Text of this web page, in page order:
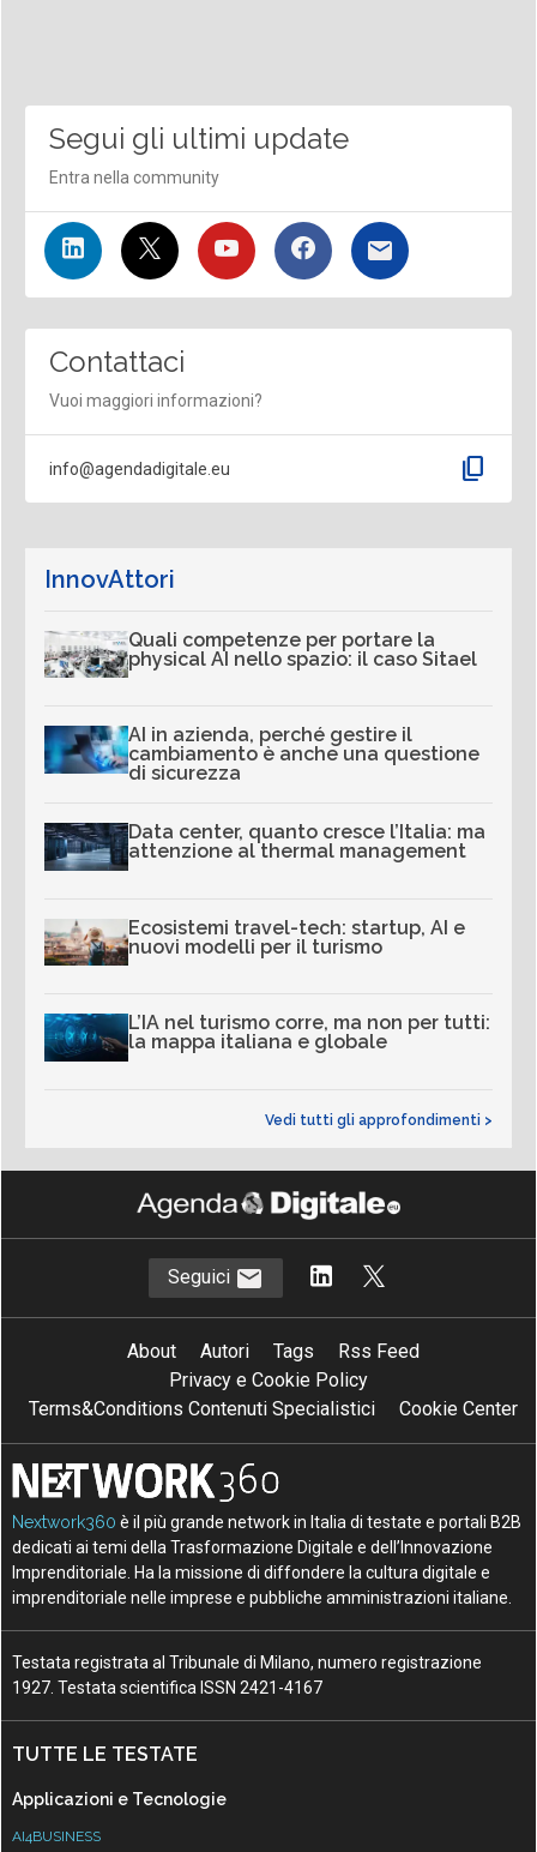
Segui gli ultimi update
Entra nella community
Contattaci
Vuoi maggiori informazioni?
info@agendadigitale.eu content_copy
InnovAttori
Quali competenze per portare la
physical AI nello spazio: il caso Sitael
AI in azienda, perché gestire il
cambiamento è anche una questione
di sicurezza
Data center, quanto cresce l’Italia: ma
attenzione al thermal management
Ecosistemi travel-tech: startup, AI e
nuovi modelli per il turismo
L’IA nel turismo corre, ma non per tutti:
la mappa italiana e globale
Vedi tutti gli approfondimenti >
Seguici
About Autori Tags
Rss Feed
Privacy e Cookie Policy
Terms&Conditions Contenuti Specialistici
Cookie Center
Nextwork360 è il più grande network in Italia di testate e portali B2B
dedicati ai temi della Trasformazione Digitale e dell’Innovazione
Imprenditoriale. Ha la missione di diffondere la cultura digitale e
imprenditoriale nelle imprese e pubbliche amministrazioni italiane.
Testata registrata al Tribunale di Milano, numero registrazione
1927. Testata scientifica ISSN 2421-4167
TUTTE LE TESTATE
Applicazioni e Tecnologie
AI4BUSINESS